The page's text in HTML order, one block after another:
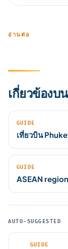
อ่านต่อ
เกี่ยวข้องบ
GUIDE
เที่ยวบิน
GUIDE
ASEAN
AUTO-SUGGESTED
GUIDE